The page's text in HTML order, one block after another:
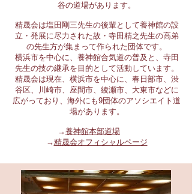
谷の道場があります。
精晟会は塩田剛三先生の後輩として養神館の設
立・発展に尽力された故・寺田精之先生の高弟
の先生方が集まって作られた団体です。
横浜市を中心に、養神館合気道の普及と、寺田
先生の技の継承を目的として活動しています。
精晟会は現在、横浜市を中心に、春日部市、渋
谷区、川崎市、座間市、綾瀬市、大東市などに
広がっており、海外にも9団体のアソシエイト道
場があります。
→養神館本部道場
→精晟会オフィシャルページ